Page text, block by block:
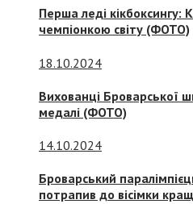
Перша леді
чемпіонкою світу (ФОТО)
18.10.2024
Вихованці Броварської
медалі (ФОТО)
14.10.2024
Броварський
потрапив до вісімки